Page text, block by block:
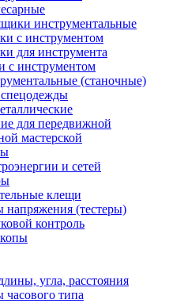
инструментальные
с инструментом
для инструмента
с инструментом
(станочные)
для передвижной
мастерской
и сетей
клещи
напряжения (тестеры)
контроль
угла, расстояния
типа